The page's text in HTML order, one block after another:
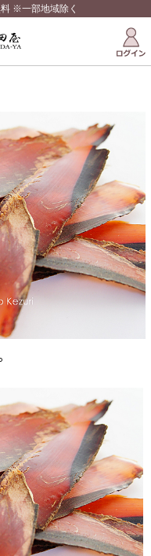
※一部地域除く